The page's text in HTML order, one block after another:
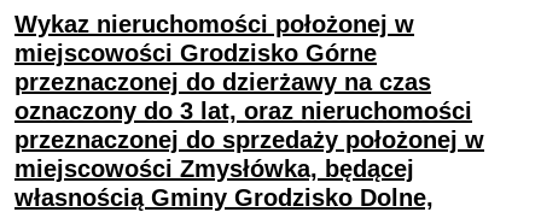
Wykaz nieruchomości położonej w
miejscowości Grodzisko Górne
przeznaczonej do dzierżawy na czas
oznaczony do 3 lat, oraz nieruchomości
przeznaczonej do sprzedaży położonej w
miejscowości Zmysłówka, będącej
własnością Gminy Grodzisko Dolne,